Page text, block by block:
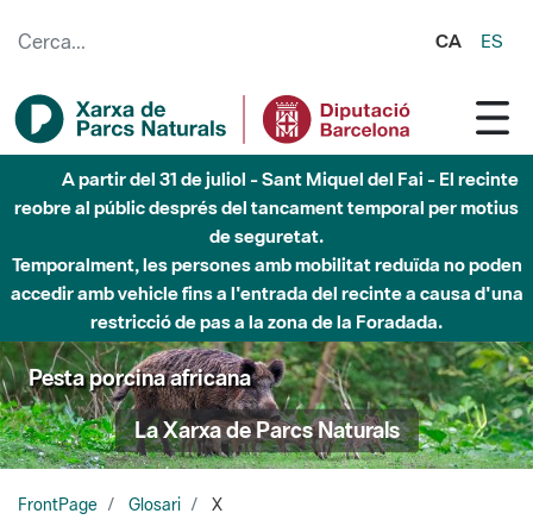
CA ES
A partir del 31 de juliol - Sant Miquel del Fai - El recinte
reobre al públic després del tancament temporal per motius
de seguretat.
Temporalment, les persones amb mobilitat reduïda no poden
accedir amb vehicle fins a l'entrada del recinte a causa d'una
restricció de pas a la zona de la Foradada.
Pesta porcina africana
La Xarxa de Parcs Naturals
FrontPage Glosari X